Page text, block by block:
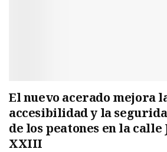
El nuevo acerado mejora
accesibilidad y la
de los peatones en la calle
XXIII